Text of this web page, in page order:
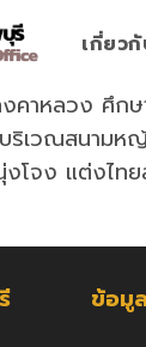
เกี่ยว
าหลวง ศึก
วณสนามหญ้
โจง แต่งไ
ข้อมู